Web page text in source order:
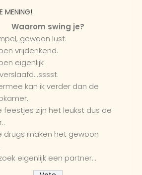
MENING!
Waarom swing je?
gewoon lust.
vrijdenkend.
eigenlijk
kan ik verder dan de
feestjes zijn het leukst dus de
drugs maken het gewoon
eigenlijk een partner...